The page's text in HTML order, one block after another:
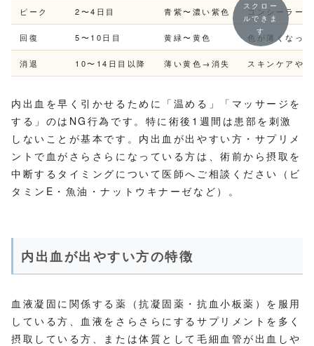
ピーク 2〜4日目 青紫〜濃い紫色 コンシーラー
回復 5〜10日目 黄緑〜黄色 色が薄くなっ
消退 10〜14日目以降 薄い黄色→消失 スキンケアや
スクロー
ルできま
す
内出血を早く引かせるために「温める」「マッサージを
する」のはNG行為です。特に術後1週間は患部を刺激
しないことが基本です。内出血が出やすい方・サプリメ
ントで血がさらさらになっている方は、術前から摂取を
中断するタイミングについて医師へご相談ください（ビ
タミンE・魚油・ナットウキナーゼなど）。
内出血が出やすい方の特徴
血液凝固に関係する薬（抗凝固薬・抗血小板薬）を服用
している方、血液をさらさらにするサプリメントを多く
摂取している方、または体質として毛細血管が出血しや